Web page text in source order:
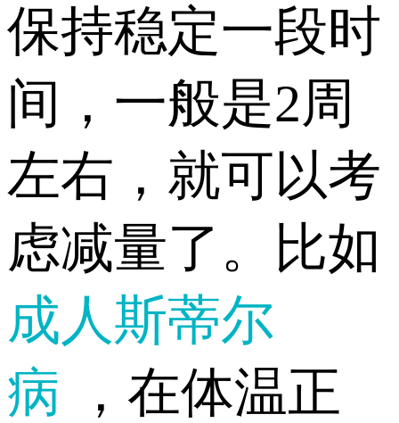
保持稳定一段时
间，一般是2周
左右，就可以考
虑减量了。比如
成人斯蒂尔
病
，在体温正